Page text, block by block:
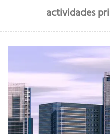
actividades